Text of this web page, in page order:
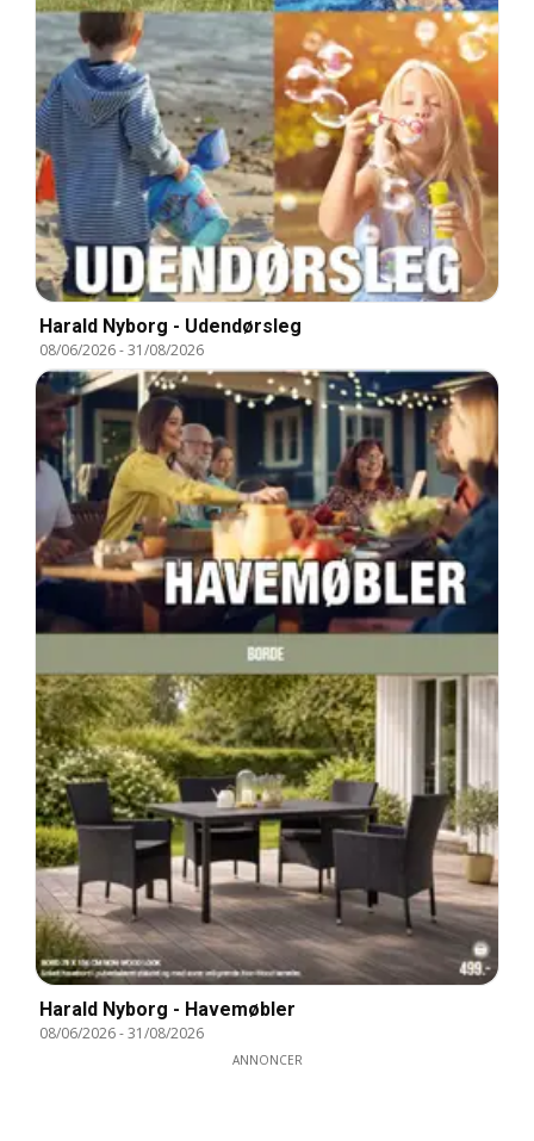
Harald Nyborg - Udendørsleg
08/06/2026-31/08/2026
Harald Nyborg - Havemøbler
08/06/2026-31/08/2026
ANNONCER